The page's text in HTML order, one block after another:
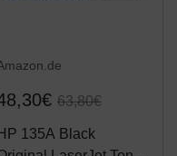
63,80€
HP 135A Black